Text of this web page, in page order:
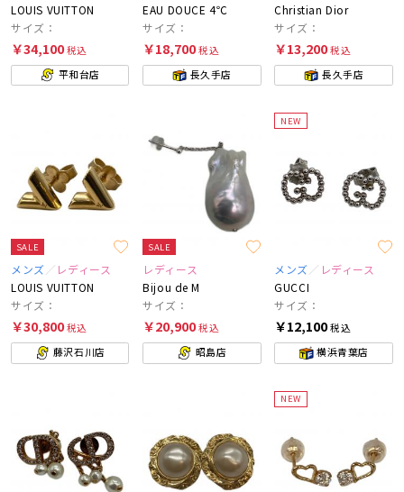
LOUIS VUITTON
サイズ：
￥34,100税込
平和台店
EAU DOUCE 4℃
サイズ：
￥18,700税込
長久手店
Christian Dior
サイズ：
￥13,200税込
長久手店
SALE
メンズ
レディース
LOUIS VUITTON
サイズ：
￥30,800税込
藤沢石川店
SALE
レディース
Bijou de M
サイズ：
￥20,900税込
昭島店
NEW
メンズ
レディース
GUCCI
サイズ：
￥12,100税込
横浜青葉店
NEW